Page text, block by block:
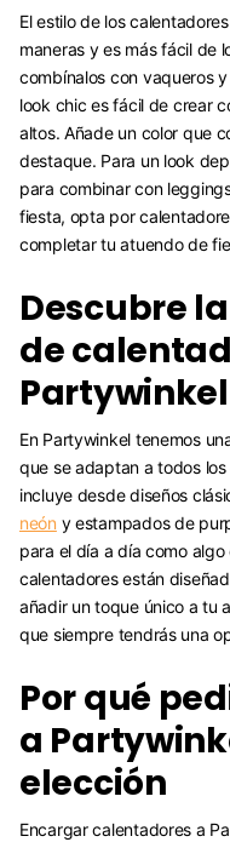
El estilo de los
maneras y es más fácil de
combínalos con vaqueros
look chic es fácil de crear
altos. Añade un color que
destaque. Para un look
para combinar con
fiesta, opta por
completar tu atuendo de
Descubre
de
Partywinkel
En Partywinkel tenemos
que se adaptan a todos
incluye desde diseños
neón y estampados de
para el día a día como
calentadores están
añadir un toque único a tu
que siempre tendrás una
Por qué
a
elección
Encargar calentadores a